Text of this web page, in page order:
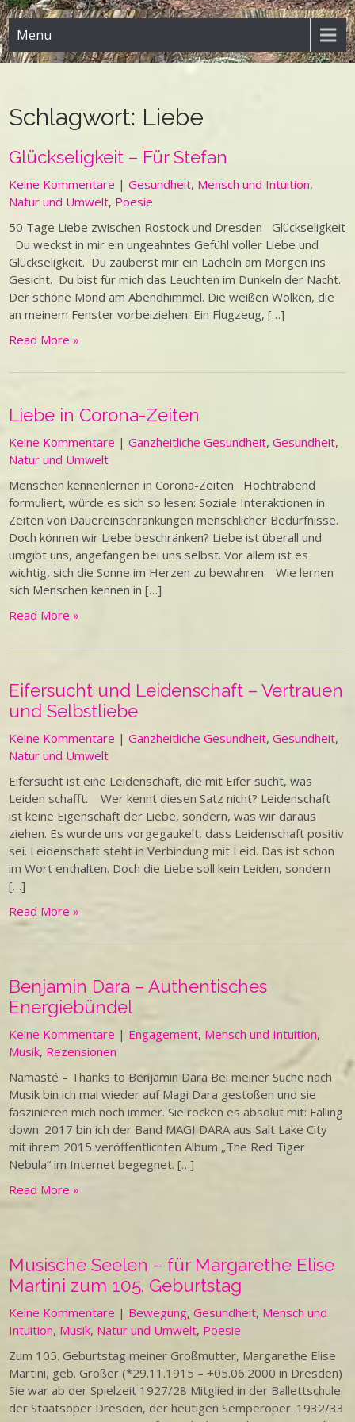
Menu
Schlagwort: Liebe
Glückseligkeit – Für Stefan
Keine Kommentare |Gesundheit, Mensch und Intuition,
Natur und Umwelt, Poesie
50 Tage Liebe zwischen Rostock und Dresden Glückseligkeit
Du weckst in mir ein ungeahntes Gefühl voller Liebe und
Glückseligkeit. Du zauberst mir ein Lächeln am Morgen ins
Gesicht. Du bist für mich das Leuchten im Dunkeln der Nacht.
Der schöne Mond am Abendhimmel. Die weißen Wolken, die
an meinem Fenster vorbeiziehen. Ein Flugzeug, […]
Read More »
Liebe in Corona-Zeiten
Keine Kommentare |Ganzheitliche Gesundheit,Gesundheit,
Natur und Umwelt
Menschen kennenlernen in Corona-Zeiten Hochtrabend
formuliert, würde es sich so lesen: Soziale Interaktionen in
Zeiten von Dauereinschränkungen menschlicher Bedürfnisse.
Doch können wir Liebe beschränken? Liebe ist überall und
umgibt uns, angefangen bei uns selbst. Vor allem ist es
wichtig, sich die Sonne im Herzen zu bewahren. Wie lernen
sich Menschen kennen in […]
Read More »
Eifersucht und Leidenschaft – Vertrauen
und Selbstliebe
Keine Kommentare |Ganzheitliche Gesundheit,Gesundheit,
Natur und Umwelt
Eifersucht ist eine Leidenschaft, die mit Eifer sucht, was
Leiden schafft. Wer kennt diesen Satz nicht? Leidenschaft
ist keine Eigenschaft der Liebe, sondern, was wir daraus
ziehen. Es wurde uns vorgegaukelt, dass Leidenschaft positiv
sei. Leidenschaft steht in Verbindung mit Leid. Das ist schon
im Wort enthalten. Doch die Liebe soll kein Leiden, sondern
[…]
Read More »
Benjamin Dara – Authentisches
Energiebündel
Keine Kommentare | Engagement, Mensch und Intuition,
Musik, Rezensionen
Namasté – Thanks to Benjamin Dara Bei meiner Suche nach
Musik bin ich mal wieder auf Magi Dara gestoßen und sie
faszinieren mich noch immer. Sie rocken es absolut mit: Falling
down. 2017 bin ich der Band MAGI DARA aus Salt Lake City
mit ihrem 2015 veröffentlichten Album „The Red Tiger
Nebula“ im Internet begegnet. […]
Read More »
Musische Seelen – für Margarethe Elise
Martini zum 105. Geburtstag
Keine Kommentare | Bewegung,Gesundheit, Mensch und
Intuition, Musik, Natur und Umwelt, Poesie
Zum 105. Geburtstag meiner Großmutter, Margarethe Elise
Martini, geb. Großer (*29.11.1915 – +05.06.2000 in Dresden)
Sie war ab der Spielzeit 1927/28 Mitglied in der Ballettschule
der Staatsoper Dresden, der heutigen Semperoper. 1932/33